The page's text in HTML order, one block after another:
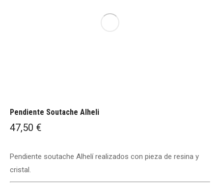
Pendiente Soutache Alheli
47,50 €
Pendiente soutache Alhelí realizados con pieza de resina y
cristal.